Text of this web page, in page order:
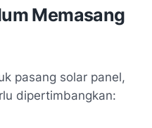
Memasang
pasang solar panel,
dipertimbangkan: